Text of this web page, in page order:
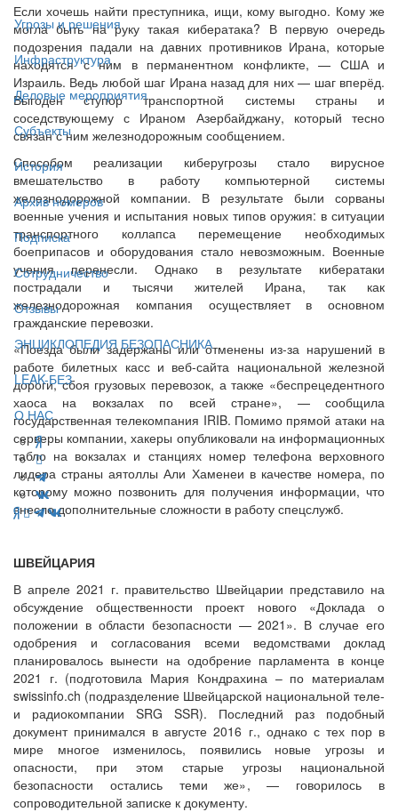
Угрозы и решения
Инфраструктура
Деловые мероприятия
Субъекты
История
Архив номеров
Подписка
Сотрудничество
Отзывы
ЭНЦИКЛОПЕДИЯ БЕЗОПАСНИКА
LEAK-БЕЗ
О НАС
Если хочешь найти преступника, ищи, кому выгодно. Кому же
могла быть на руку такая кибератака? В первую очередь
подозрения падали на давних противников Ирана, которые
находятся с ним в перманентном конфликте, — США и
Израиль. Ведь любой шаг Ирана назад для них — шаг вперёд.
Выгоден ступор транспортной системы страны и
соседствующему с Ираном Азербайджану, который тесно
связан с ним железнодорожным сообщением.
Способом реализации киберугрозы стало вирусное
вмешательство в работу компьютерной системы
железнодорожной компании. В результате были сорваны
военные учения и испытания новых типов оружия: в ситуации
транспортного коллапса перемещение необходимых
боеприпасов и оборудования стало невозможным. Военные
учения перенесли. Однако в результате кибератаки
пострадали и тысячи жителей Ирана, так как
железнодорожная компания осуществляет в основном
гражданские перевозки.
«Поезда были задержаны или отменены из-за нарушений в
работе билетных касс и веб-сайта национальной железной
дороги, сбоя грузовых перевозок, а также «беспрецедентного
хаоса на вокзалах по всей стране», — сообщила
государственная телекомпания IRIB. Помимо прямой атаки на
серверы компании, хакеры опубликовали на информационных
табло на вокзалах и станциях номер телефона верховного
лидера страны аятоллы Али Хаменеи в качестве номера, по
которому можно позвонить для получения информации, что
внесло дополнительные сложности в работу спецслужб.
ШВЕЙЦАРИЯ
В апреле 2021 г. правительство Швейцарии представило на
обсуждение общественности проект нового «Доклада о
положении в области безопасности — 2021». В случае его
одобрения и согласования всеми ведомствами доклад
планировалось вынести на одобрение парламента в конце
2021 г. (подготовила Мария Кондрахина – по материалам
swissinfo.ch (подразделение Швейцарской национальной теле-
и радиокомпании SRG SSR). Последний раз подобный
документ принимался в августе 2016 г., однако с тех пор в
мире многое изменилось, появились новые угрозы и
опасности, при этом старые угрозы национальной
безопасности остались теми же», — говорилось в
сопроводительной записке к документу.